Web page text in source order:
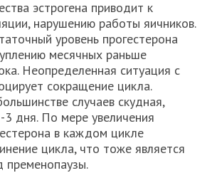
эстрогена приводит к
нарушению работы яичников.
уровень прогестерона
месячных раньше
Неопределенная ситуация с
сокращение цикла.
случаев скудная,
дня. По мере увеличения
в каждом цикле
цикла, что тоже является
пременопаузы.